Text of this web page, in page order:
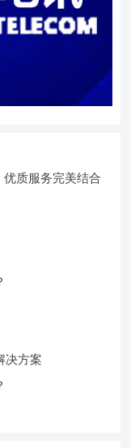
质服务完美结合
决方案